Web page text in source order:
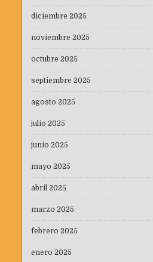
diciembre 2025
noviembre 2025
octubre 2025
septiembre 2025
agosto 2025
julio 2025
junio 2025
mayo 2025
abril 2025
marzo 2025
febrero 2025
enero 2025